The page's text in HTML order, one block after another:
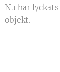
Nu har
objekt.